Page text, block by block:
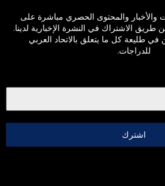
والأخبار والمحتوى الحصري مباشرة على
الاشتراك في النشرة الإخبارية لدينا.
طليعة كل ما يتعلق بالاتحاد العربي
للدراجات.
اشترك